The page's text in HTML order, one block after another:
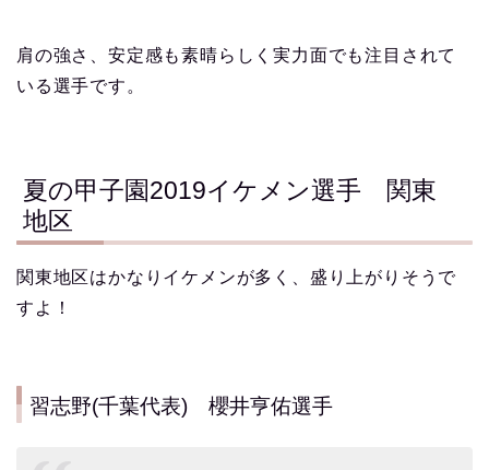
肩の強さ、安定感も素晴らしく実力面でも注目されて
いる選手です。
夏の甲子園2019イケメン選手 関東
地区
関東地区はかなりイケメンが多く、盛り上がりそうで
すよ！
習志野(千葉代表) 櫻井亨佑選手